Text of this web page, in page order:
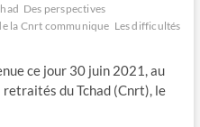
Des perspectives
la Cnrt communique Les difficultés
ce jour 30 juin 2021, au
du Tchad (Cnrt), le